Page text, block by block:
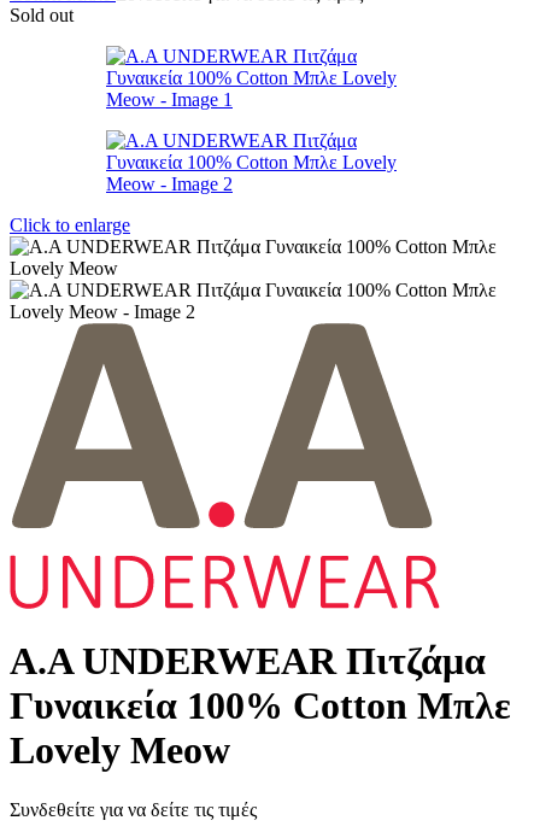
Sold out
Click to enlarge
A.A UNDERWEAR Πιτζάμα
Γυναικεία 100% Cotton Μπλε
Lovely Meow
Συνδεθείτε για να δείτε τις τιμές